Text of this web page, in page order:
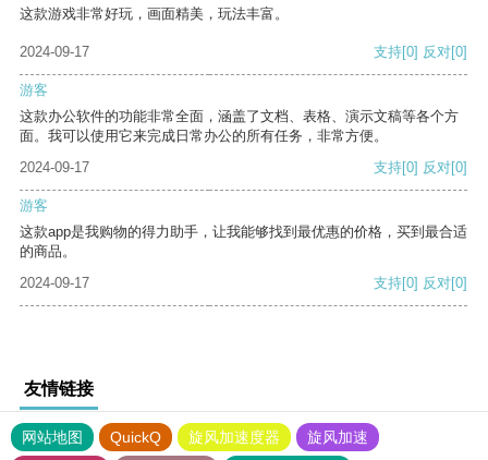
这款游戏非常好玩，画面精美，玩法丰富。
2024-09-17 支持[0] 反对[0]
游客
这款办公软件的功能非常全面，涵盖了文档、表格、演示文稿等各个方
面。我可以使用它来完成日常办公的所有任务，非常方便。
2024-09-17
支持[0] 反对[0]
游客
这款app是我购物的得力助手，让我能够找到最优惠的价格，买到最合适
的商品。
2024-09-17
支持[0] 反对[0]
友情链接
网站地图 QuickQ 旋风加速度器
旋风加速